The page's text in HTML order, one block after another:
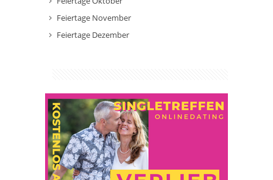
Feiertage November
Feiertage Dezember